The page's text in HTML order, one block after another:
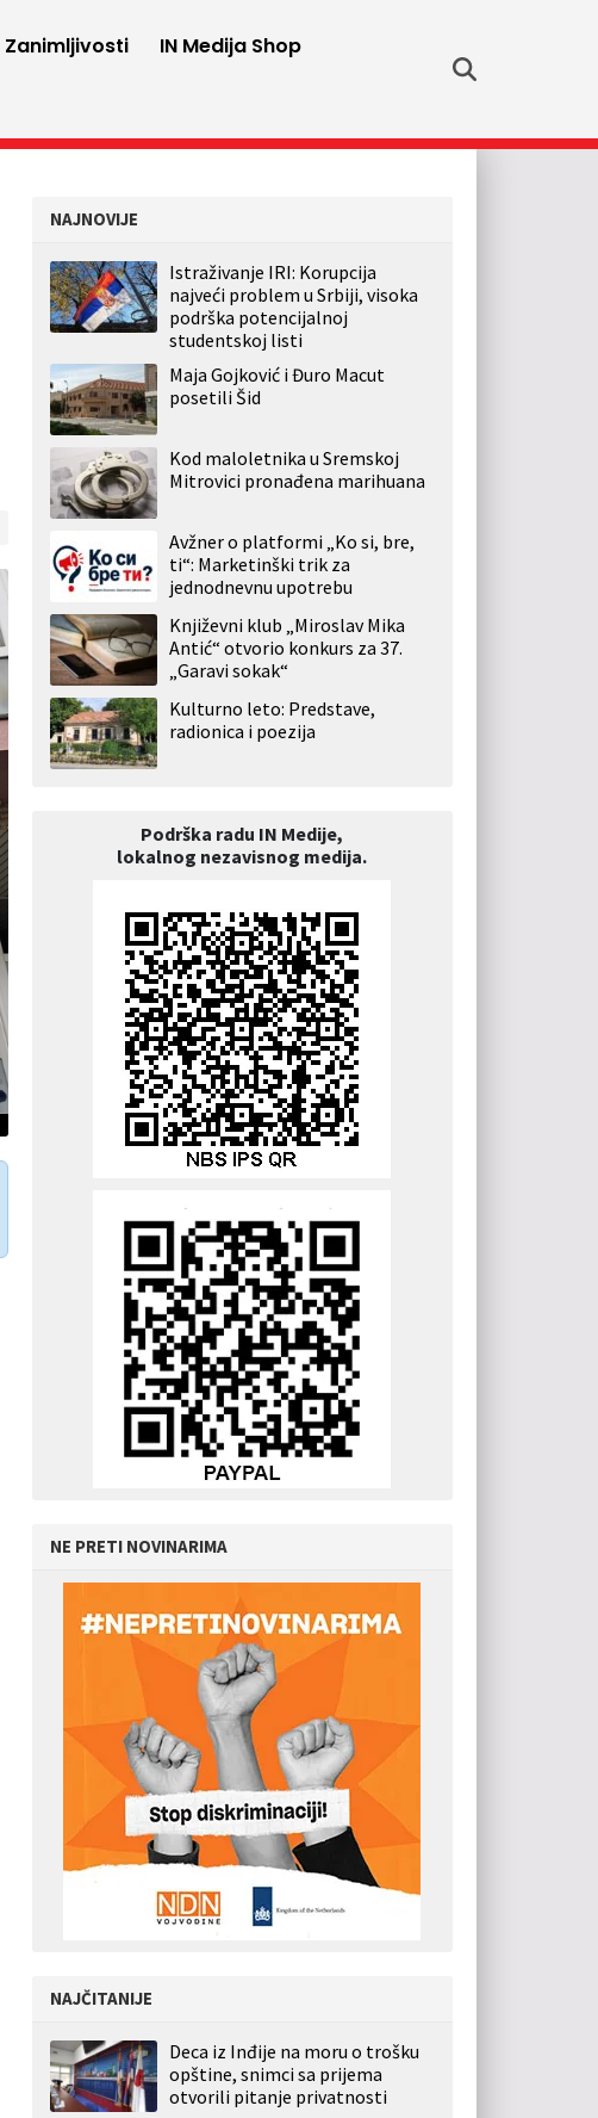
Zanimljivosti
IN Medija Shop
NAJNOVIJE
Istraživanje IRI: Korupcija
najveći problem u Srbiji, visoka
podrška potencijalnoj
studentskoj listi
Maja Gojković i Đuro Macut
posetili Šid
Kod maloletnika u Sremskoj
Mitrovici pronađena marihuana
Avžner o platformi „Ko si, bre,
ti“: Marketinški trik za
jednodnevnu upotrebu
Književni klub „Miroslav Mika
Antić“ otvorio konkurs za 37.
„Garavi sokak“
Kulturno leto: Predstave,
radionica i poezija
Podrška radu IN Medije,
lokalnog nezavisnog medija.
NE PRETI NOVINARIMA
NAJČITANIJE
Deca iz Inđije na moru o trošku
opštine, snimci sa prijema
otvorili pitanje privatnosti